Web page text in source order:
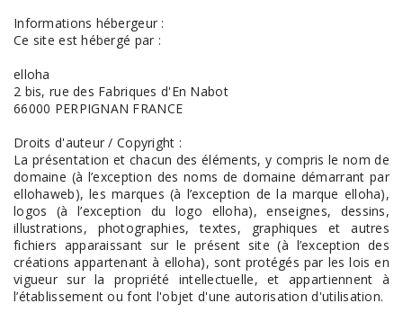
Informations hébergeur :
Ce site est hébergé par :
elloha
2 bis, rue des Fabriques d'En Nabot
66000 PERPIGNAN FRANCE
Droits d'auteur / Copyright :
La présentation et chacun des éléments, y compris le nom de
domaine (à l’exception des noms de domaine démarrant par
ellohaweb), les marques (à l’exception de la marque elloha),
logos (à l’exception du logo elloha), enseignes, dessins,
illustrations, photographies, textes, graphiques et autres
fichiers apparaissant sur le présent site (à l’exception des
créations appartenant à elloha), sont protégés par les lois en
vigueur sur la propriété intellectuelle, et appartiennent à
l’établissement ou font l'objet d'une autorisation d'utilisation.